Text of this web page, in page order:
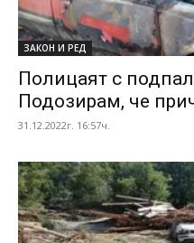
ЗАКОН И РЕД
Полицаят с
Подозирам, че
31.12.2022г. 16:57ч.